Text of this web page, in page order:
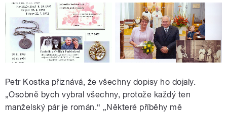
Petr Kostka přiznává, že všechny dopisy ho dojaly.
„Osobně bych vybral všechny, protože každý ten
manželský pár je román.“ „Některé příběhy mě